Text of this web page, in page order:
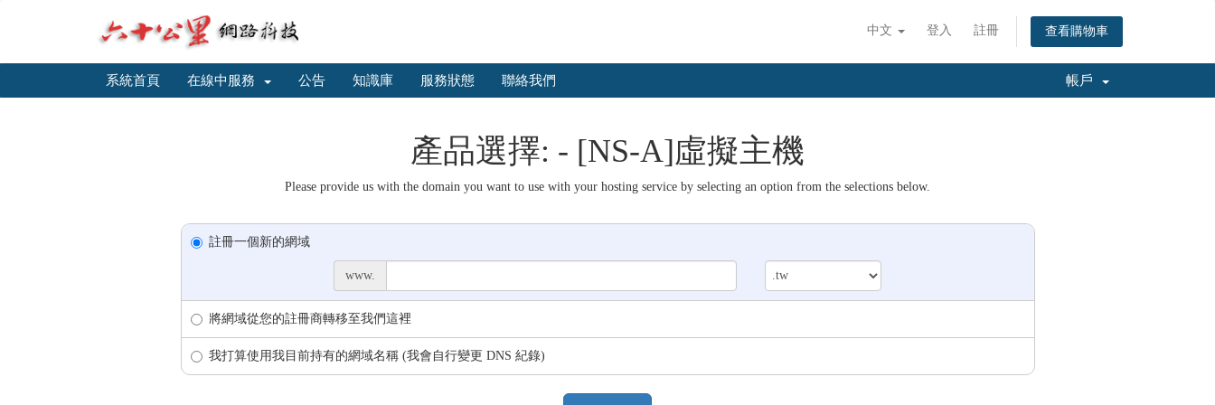
中文 登入 註冊 查看購物車
系統首頁 在線中服務 公告 知識庫 服務狀態 聯絡我們 帳戶
產品選擇: - [NS-A]虛擬主機
Please provide us with the domain you want to use with your hosting service by selecting an option from the selections below.
註冊一個新的網域
www.
將網域從您的註冊商轉移至我們這裡
我打算使用我目前持有的網域名稱 (我會自行變更 DNS 紀錄)